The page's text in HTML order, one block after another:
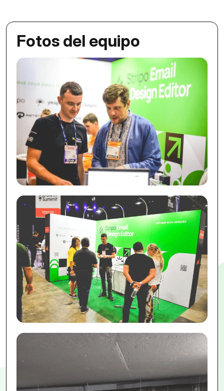
Fotos del equipo